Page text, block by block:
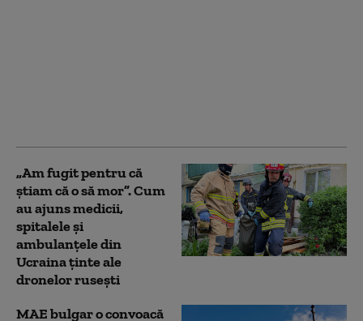
„Am fugit pentru că
știam că o să mor”. Cum
au ajuns medicii,
spitalele și
ambulanțele din
Ucraina ținte ale
dronelor rusești
MAE bulgar o convoacă